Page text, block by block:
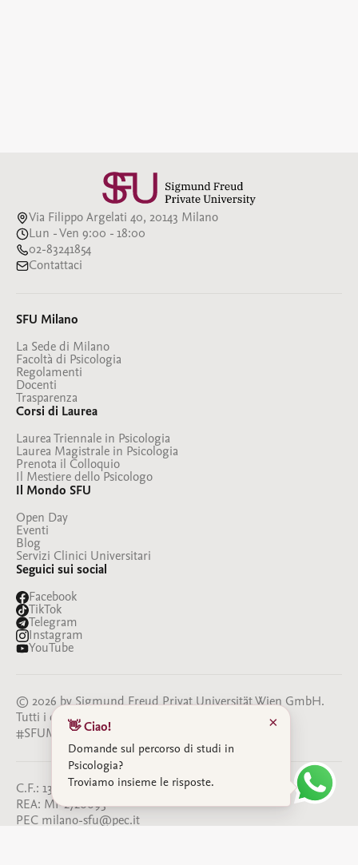
Via Filippo Argelati 40, 20143 Milano
Lun - Ven 9:00 - 18:00
02-83241854
Contattaci
SFU Milano
La Sede di Milano
Facoltà di Psicologia
Regolamenti
Docenti
Trasparenza
Corsi di Laurea
Laurea Triennale in Psicologia
Laurea Magistrale in Psicologia
Prenota il Colloquio
Il Mestiere dello Psicologo
Il Mondo SFU
Open Day
Eventi
Blog
Servizi Clinici Universitari
Seguici sui social
Facebook
TikTok
Telegram
Instagram
YouTube
© 2026 by Sigmund Freud Privat Universität Wien GmbH.
Tutti i diritti riservati
#SFUMILANO#BESFU
C.F.: 13386350964
REA: MI-2720093
PEC milano-sfu@pec.it
×
👋 Ciao!
Domande sul percorso di studi in
Psicologia?
Troviamo insieme le risposte.